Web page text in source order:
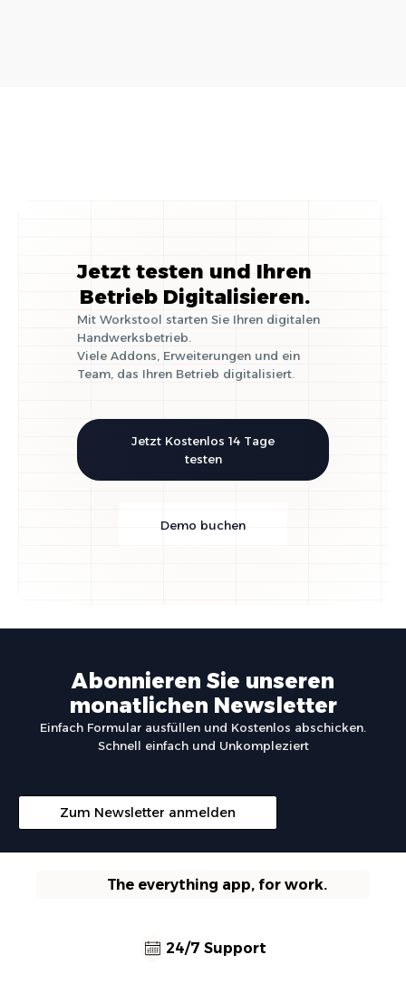
Jetzt testen und Ihren
Betrieb Digitalisieren.
Mit Workstool starten Sie Ihren digitalen
Handwerksbetrieb.
Viele Addons, Erweiterungen und ein
Team, das Ihren Betrieb digitalisiert.
Jetzt Kostenlos 14 Tage
testen
Demo buchen
Abonnieren Sie unseren
monatlichen Newsletter
Einfach Formular ausfüllen und Kostenlos abschicken.
Schnell einfach und Unkompleziert
Zum Newsletter anmelden
The everything app, for work.
24/7 Support